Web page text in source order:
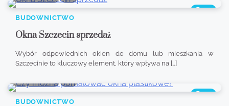
405
BUDOWNICTWO
Okna Szczecin sprzedaż
Wybór odpowiednich okien do domu lub mieszkania w
Szczecinie to kluczowy element, który wpływa na […]
336
BUDOWNICTWO